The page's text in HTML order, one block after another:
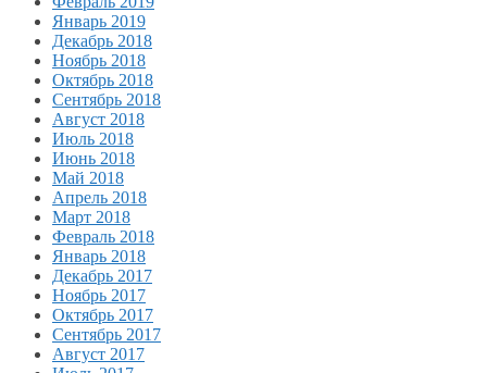
Январь 2019
Декабрь 2018
Ноябрь 2018
Октябрь 2018
Сентябрь 2018
Август 2018
Июль 2018
Июнь 2018
Май 2018
Апрель 2018
Март 2018
Февраль 2018
Январь 2018
Декабрь 2017
Ноябрь 2017
Октябрь 2017
Сентябрь 2017
Август 2017